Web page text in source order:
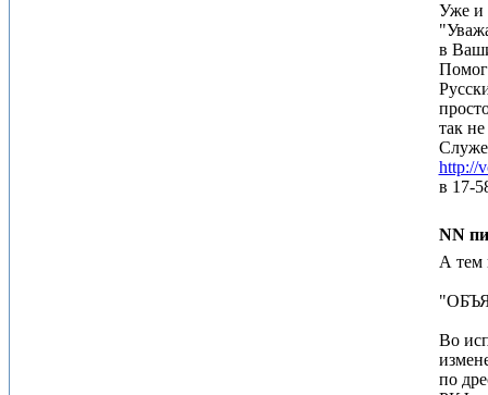
Уже и
в
так
http://
в 17-
NN
А тем
Во
по